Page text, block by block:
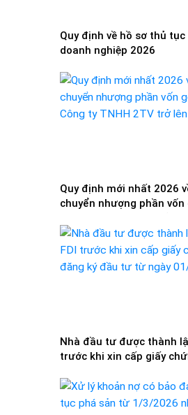
Quy định về hồ sơ thủ
doanh nghiệp 2026
Quy định mới nhất 2026
chuyển nhượng phần
Nhà đầu tư được thành
trước khi xin cấp giấy